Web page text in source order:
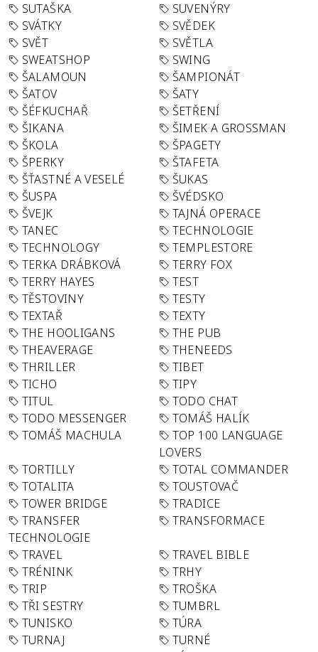
SUTAŠKA
SUVENÝRY
SVÁTKY
SVĚDEK
SVĚT
SVĚTLA
SWEATSHOP
SWING
ŠALAMOUN
ŠAMPIONÁT
ŠATOV
ŠATY
ŠÉFKUCHAŘ
ŠETŘENÍ
ŠIKANA
ŠIMEK A GROSSMAN
ŠKOLA
ŠPAGETY
ŠPERKY
ŠTAFETA
ŠŤASTNÉ A VESELÉ
ŠUKAS
ŠUSPA
ŠVÉDSKO
ŠVEJK
TAJNÁ OPERACE
TANEC
TECHNOLOGIE
TECHNOLOGY
TEMPLESTORE
TERKA DRÁBKOVÁ
TERRY FOX
TERRY HAYES
TEST
TĚSTOVINY
TESTY
TEXTAŘ
TEXTY
THE HOOLIGANS
THE PUB
THEAVERAGE
THENEEDS
THRILLER
TIBET
TICHO
TIPY
TITUL
TODO CHAT
TODO MESSENGER
TOMÁŠ HALÍK
TOMÁŠ MACHULA
TOP 100 LANGUAGE
LOVERS
TORTILLY
TOTAL COMMANDER
TOTALITA
TOUSTOVAČ
TOWER BRIDGE
TRADICE
TRANSFER
TECHNOLOGIE
TRANSFORMACE
TRAVEL
TRAVEL BIBLE
TRÉNINK
TRHY
TRIP
TROŠKA
TŘI SESTRY
TUMBRL
TUNISKO
TÚRA
TURNAJ
TURNÉ